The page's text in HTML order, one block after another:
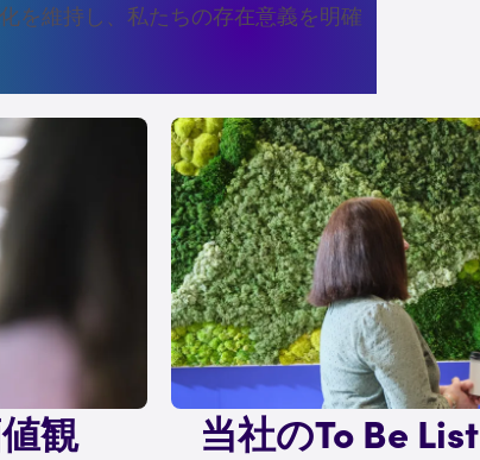
を維持し、私たちの存在意義を明確
観 当社のTo Be List